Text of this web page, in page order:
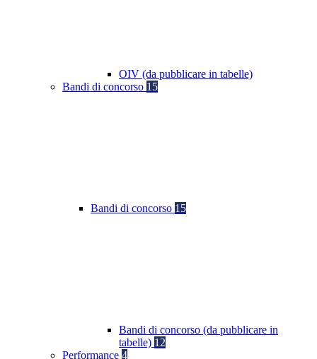
OIV (da pubblicare in tabelle)
Bandi di concorso 15
Bandi di concorso 15
Bandi di concorso (da pubblicare in
tabelle) 12
Performance 4